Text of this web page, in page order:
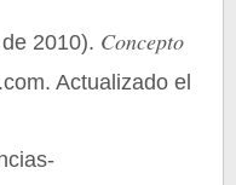
2010). Concepto
Actualizado el